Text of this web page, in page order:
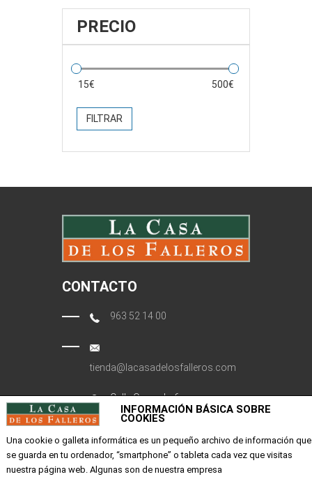
PRECIO
FILTRAR
CONTACTO
963 52 14 00
tienda@lacasadelosfalleros.com
Calle Quevedo 6
46001 Valencia
EMPRESA
INFORMACIÓN BÁSICA SOBRE
COOKIES
Una cookie o galleta informática es un pequeño archivo de información que
se guarda en tu ordenador, “smartphone” o tableta cada vez que visitas
nuestra página web. Algunas son de nuestra empresa